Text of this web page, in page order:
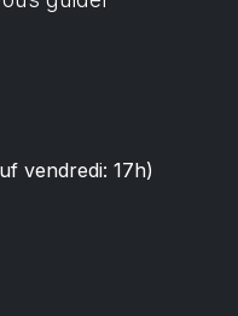
vendredi: 17h)